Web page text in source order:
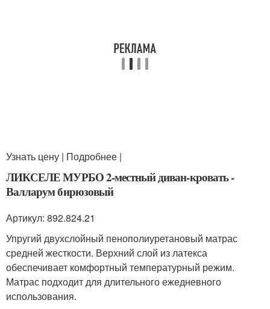
Узнать цену | Подробнее |
ЛИКСЕЛЕ МУРБО 2-местный диван-кровать -
Валларум бирюзовый
Артикул: 892.824.21
Упругий двухслойный пенополиуретановый матрас
средней жесткости. Верхний слой из латекса
обеспечивает комфортный температурный режим.
Матрас подходит для длительного ежедневного
использования.